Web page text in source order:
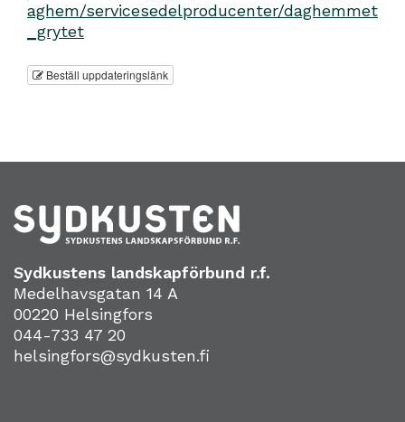
aghem/servicesedelproducenter/daghemmet
_grytet
Beställ uppdateringslänk
Sydkustens landskapförbund r.f.
Medelhavsgatan 14 A
00220 Helsingfors
044-733 47 20
helsingfors@sydkusten.fi